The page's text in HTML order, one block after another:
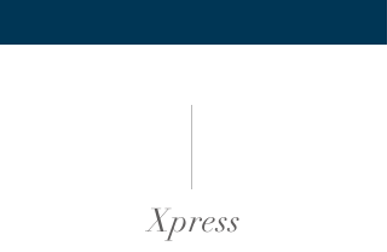
Xpress